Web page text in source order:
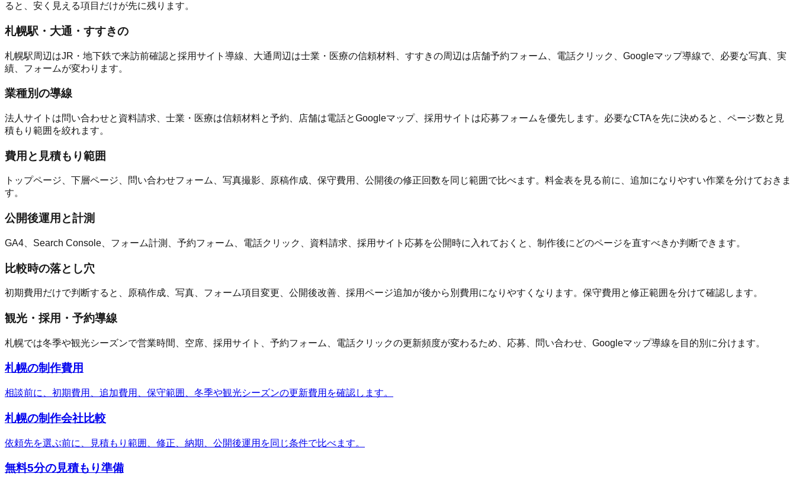
ると、安く見える項目だけが先に残ります。
札幌駅・大通・すすきの
札幌駅周辺はJR・地下鉄で来訪前確認と採用サイト導線、大通周辺は士業・医療の信頼材料、すすきの周辺は店舗予約フォーム、電話クリック、Googleマップ導線で、必要な写真、実
績、フォームが変わります。
業種別の導線
法人サイトは問い合わせと資料請求、士業・医療は信頼材料と予約、店舗は電話とGoogleマップ、採用サイトは応募フォームを優先します。必要なCTAを先に決めると、ページ数と見
積もり範囲を絞れます。
費用と見積もり範囲
トップページ、下層ページ、問い合わせフォーム、写真撮影、原稿作成、保守費用、公開後の修正回数を同じ範囲で比べます。料金表を見る前に、追加になりやすい作業を分けておきま
す。
公開後運用と計測
GA4、Search Console、フォーム計測、予約フォーム、電話クリック、資料請求、採用サイト応募を公開時に入れておくと、制作後にどのページを直すべきか判断できます。
比較時の落とし穴
初期費用だけで判断すると、原稿作成、写真、フォーム項目変更、公開後改善、採用ページ追加が後から別費用になりやすくなります。保守費用と修正範囲を分けて確認します。
観光・採用・予約導線
札幌では冬季や観光シーズンで営業時間、空席、採用サイト、予約フォーム、電話クリックの更新頻度が変わるため、応募、問い合わせ、Googleマップ導線を目的別に分けます。
札幌の制作費用
相談前に、初期費用、追加費用、保守範囲、冬季や観光シーズンの更新費用を確認します。
札幌の制作会社比較
依頼先を選ぶ前に、見積もり範囲、修正、納期、公開後運用を同じ条件で比べます。
無料5分の見積もり準備